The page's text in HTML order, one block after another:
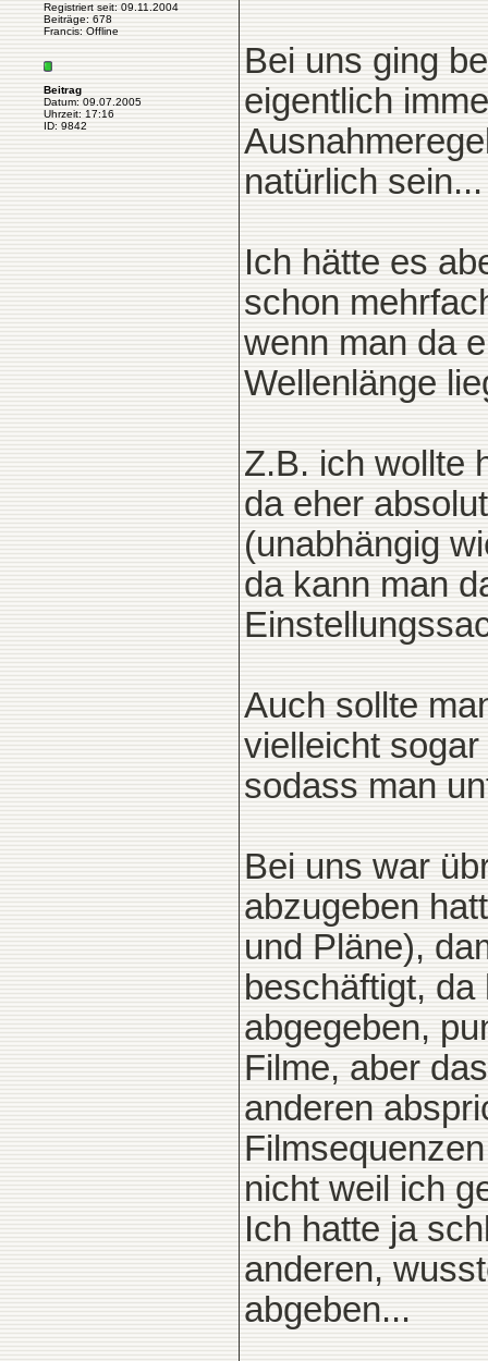
Registriert seit: 09.11.2004
Beiträge: 678
Francis: Offline
Beitrag
Datum: 09.07.2005
Uhrzeit: 17:16
ID: 9842
Bei uns ging
eigentlich
natürlich sein...
Ich hätte es
schon
wenn man da
Wellenlänge
Z.B. ich wollte
da eher
(unabhängig
da kann man
Auch sollte
vielleicht
sodass man
Bei uns war
abzugeben
und Pläne),
beschäftigt,
abgegeben,
Filme, aber
anderen
nicht weil ich
Ich hatte ja
anderen,
abgeben...